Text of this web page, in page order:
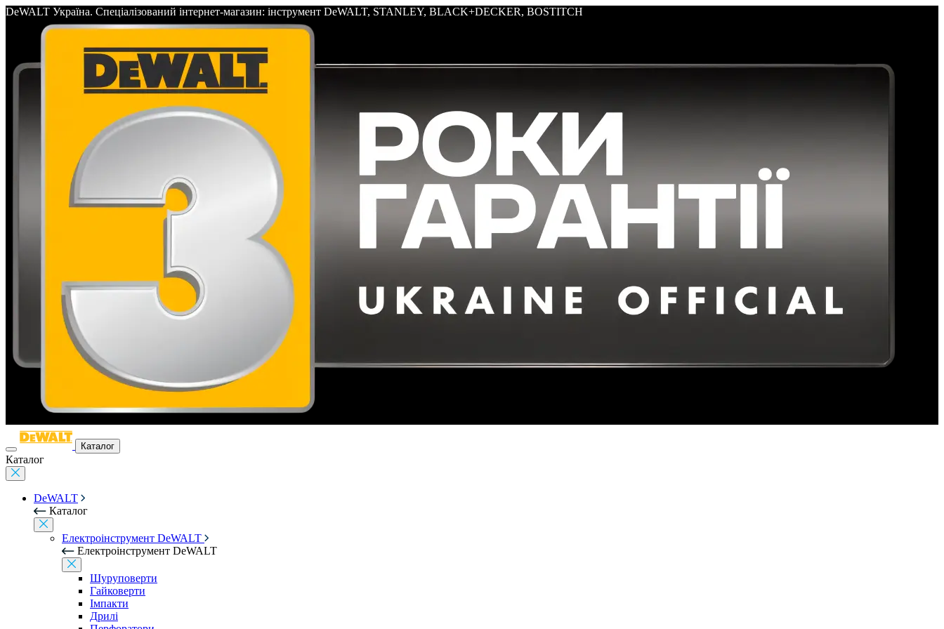
DeWALT Україна. Спеціалізований інтернет-магазин: інструмент DeWALT, STANLEY, BLACK+DECKER, BOSTITCH
Каталог
Каталог
DeWALT
Каталог
Електроінструмент DeWALT
Електроінструмент DeWALT
Шуруповерти
Гайковерти
Імпакти
Дрилі